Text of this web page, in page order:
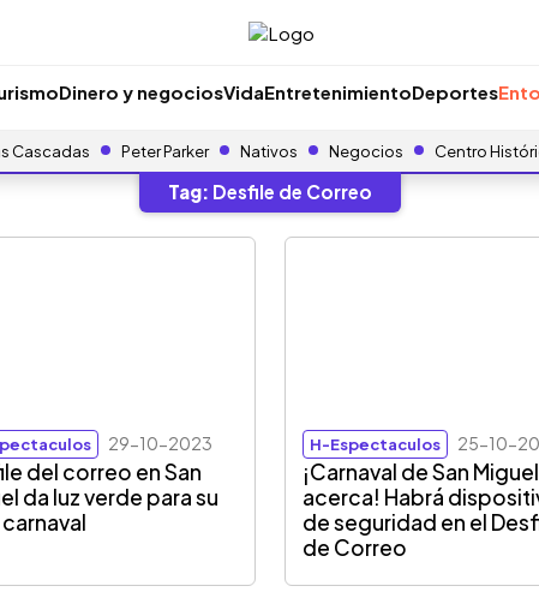
Dinero y negociosVidaEntretenimientoDeportes
Cascadas Peter Parker Nativos Negocios Centro
Tag: Desfile de Correo
29-10-2023
del correo en San
da luz verde para su
H-Espectaculos 25-10-
¡Carnaval de San
acerca! Habrá
de seguridad en el
de Correo